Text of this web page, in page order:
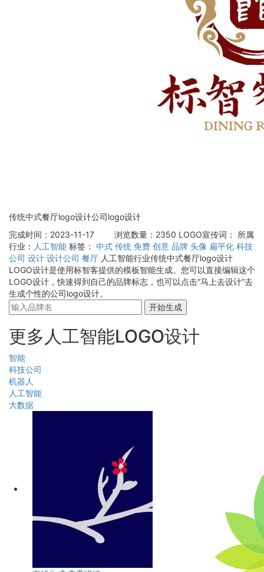
传统中式餐厅logo设计公司logo设计
完成时间：2023-11-17
浏览数量：2350 LOGO宣传词：
所属
行业： 人工智能 标签： 中式 传统 免费 创意 品牌 头像 扁平化 科技
公司 设计 设计公司 餐厅 人工智能行业传统中式餐厅logo设计
LOGO设计是使用标智客提供的模板智能生成。您可以直接编辑这个
LOGO设计，快速得到自己的品牌标志，也可以点击“马上去设计”去
生成个性的公司logo设计。
开始生成
更多人工智能LOGO设计
智能
科技公司
机器人
人工智能
大数据